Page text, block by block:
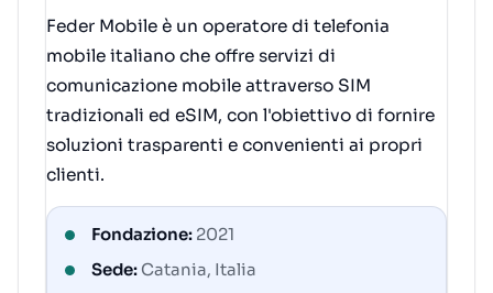
Feder Mobile è un operatore di telefonia
mobile italiano che offre servizi di
comunicazione mobile attraverso SIM
tradizionali ed eSIM, con l'obiettivo di fornire
soluzioni trasparenti e convenienti ai propri
clienti.
Fondazione: 2021
Sede: Catania, Italia